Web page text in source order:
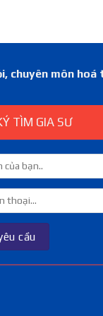
chuyên môn
TÌM GIA SƯ